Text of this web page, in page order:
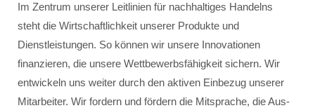
Im Zentrum unserer Leitlinien für nachhaltiges Handelns
steht die Wirtschaftlichkeit unserer Produkte und
Dienstleistungen. So können wir unsere Innovationen
finanzieren, die unsere Wettbewerbsfähigkeit sichern. Wir
entwickeln uns weiter durch den aktiven Einbezug unserer
Mitarbeiter. Wir fordern und fördern die Mitsprache, die Aus-